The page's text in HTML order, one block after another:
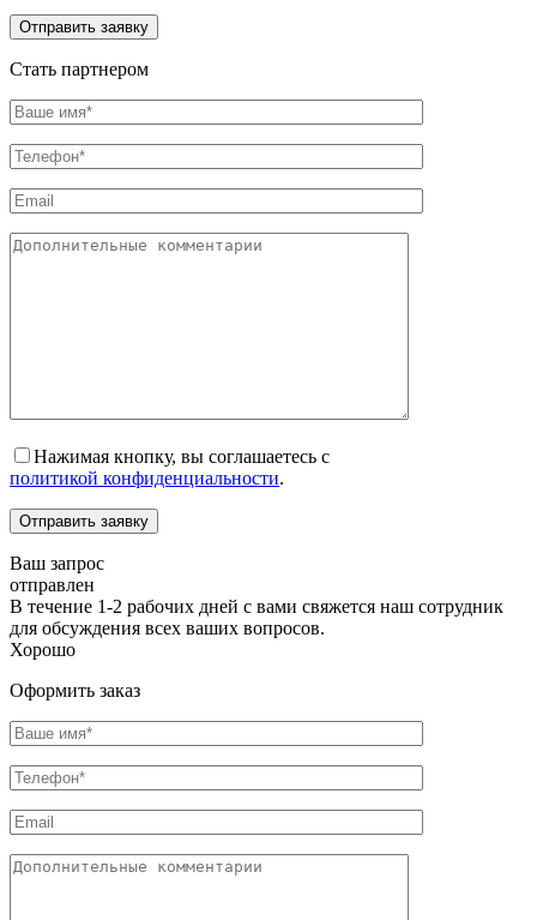
Отправить заявку
Стать партнером
Нажимая кнопку, вы соглашаетесь с
политикой конфиденциальности.
Отправить заявку
Ваш запрос
отправлен
В течение 1-2 рабочих дней с вами свяжется наш сотрудник
для обсуждения всех ваших вопросов.
Хорошо
Оформить заказ